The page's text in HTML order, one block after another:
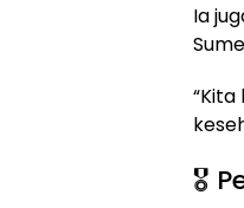
Ia
🎖️